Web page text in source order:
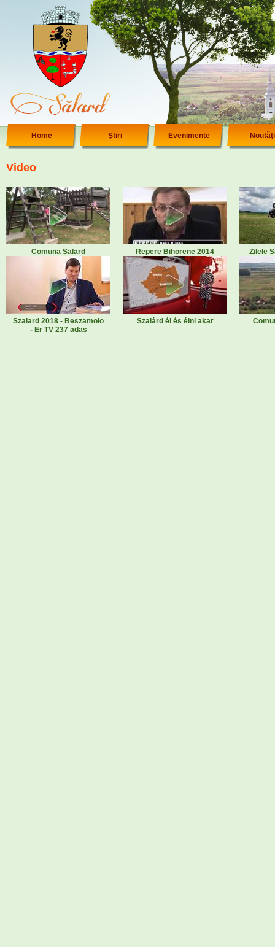
Home Ştiri Evenimente Noutăţi
Video
Comuna Salard Repere Bihorene 2014 Zilele
Szalard 2018 - Beszamolo
- Er TV 237 adas
Szalárd él és élni akar